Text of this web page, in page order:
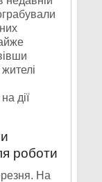
дії
роботи
На